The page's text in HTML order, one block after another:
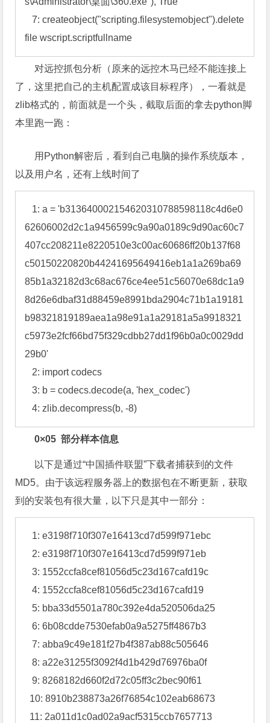
释放vbs文件，删除自身，使自己隐藏起来：
1: dim wsh
2: On Error Resume Next
3: set wsh=createObject("WScript.Shell")
4: Set objFSO = CreateObject("Scripting.FileSyst
emObject")
6: objFSO.DeleteFile("C:\Documents and Setting
对远控抓包分析（原来的远控木马已经不能连接上
了，这里把自己的主机配置成该目标程序），一看就是
zlib格式的，前面就是一个头，截取后面的拿去python脚
本里跑一跑：
用Python解密后，看到自己电脑的操作系统版本，
以及用户名，还有上线时间了
1: a = 'b313640002154620310788598118c4d6e0
62606002d2c1a9456599c9a90a0189c9d90ac60c7
407cc208211e8220510e3c00ac60686ff20b137f68
c50150220820b44241695649416eb1a1a269ba69
85b1a32182d3c68ac676ce4ee51c56070e68dc1a9
8d26e6dbaf31d88459e8991bda2904c71b1a19181
b98321819189aea1a98e91a1a29181a5a9918321
c5973e2fcf66bd75f329cdbb27dd1f96b0a0c0029dd
29b0'
2: import codecs
3: b = codecs.decode(a, 'hex_codec')
4: zlib.decompress(b, -8)
0×05 部分样本信息
以下是通过“中国插件联盟”下载者捕获到的文件
MD5。由于该远程服务器上的数据包在不断更新，获取
到的安装包有很大量，以下只是其中一部分：
1: e3198f710f307e16413cd7d599f971ebc